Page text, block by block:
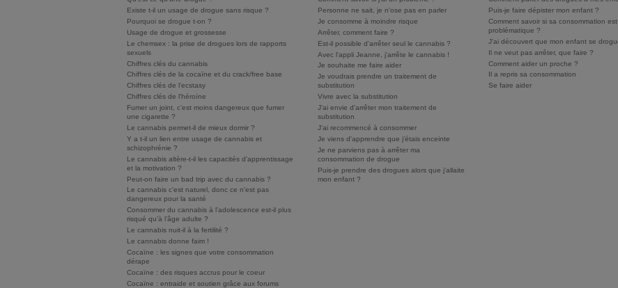
Existe t-il un usage de drogue sans risque ?
Pourquoi se drogue t-on ?
Usage de drogue et grossesse
Le chemsex : la prise de drogues lors de rapports
sexuels
Chiffres clés du cannabis
Chiffres clés de la cocaïne et du crack/free base
Chiffres clés de l'ecstasy
Chiffres clés de l'héroïne
Fumer un joint, c’est moins dangereux que fumer
une cigarette ?
Le cannabis permet-il de mieux dormir ?
Y a t-il un lien entre usage de cannabis et
schizophrénie ?
Le cannabis altère-t-il les capacités d'apprentissage
et la motivation ?
Peut-on faire un bad trip avec du cannabis ?
Le cannabis c'est naturel, donc ce n'est pas
dangereux pour la santé
Consommer du cannabis à l’adolescence est-il plus
risqué qu’à l’âge adulte ?
Le cannabis nuit-il à la fertilité ?
Le cannabis donne faim !
Cocaïne : les signes que votre consommation
dérape
Cocaïne : des risques accrus pour le coeur
Cocaïne : entraide et soutien grâce aux forums
Personne ne sait, je n'ose pas en parler
Je consomme à moindre risque
Arrêter, comment faire ?
Est-il possible d'arrêter seul le cannabis ?
Avec l'appli Jeanne, j'arrête le cannabis !
Je souhaite me faire aider
Je voudrais prendre un traitement de
substitution
Vivre avec la substitution
J'ai envie d'arrêter mon traitement de
substitution
J'ai recommencé à consommer
Je viens d'apprendre que j'étais enceinte
Je ne parviens pas à arrêter ma
consommation de drogue
Puis-je prendre des drogues alors que j'allaite
mon enfant ?
Puis-je faire dépister mon enfant ?
Comment savoir si sa consommation est
problématique ?
J'ai découvert que mon enfant se
Il ne veut pas arrêter, que faire ?
Comment aider un proche ?
Il a repris sa consommation
Se faire aider